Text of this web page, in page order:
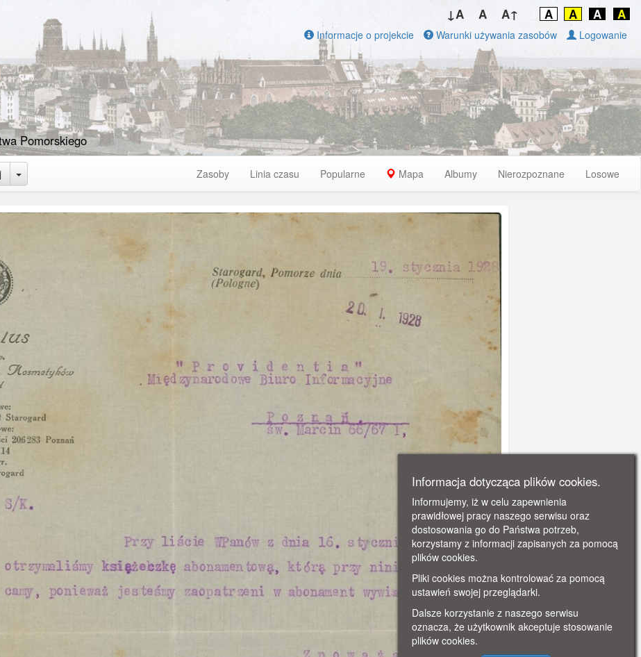
Pomorskiego
↓A A A↑ A A A A
Informacje o projekcie Warunki używania zasobów Logowanie
Toggle Dropdown Zasoby Linia czasu Popularne Mapa Albumy Nierozpoznane Losowe
Informacja dotycząca plików cookies.
Informujemy, iż w celu zapewnienia
prawidłowej pracy naszego serwisu oraz
dostosowania go do Państwa potrzeb,
korzystamy z informacji zapisanych za pomocą
plików cookies.
Pliki cookies można kontrolować za pomocą
ustawień swojej przeglądarki.
Dalsze korzystanie z naszego serwisu
oznacza, że użytkownik akceptuje stosowanie
plików cookies.